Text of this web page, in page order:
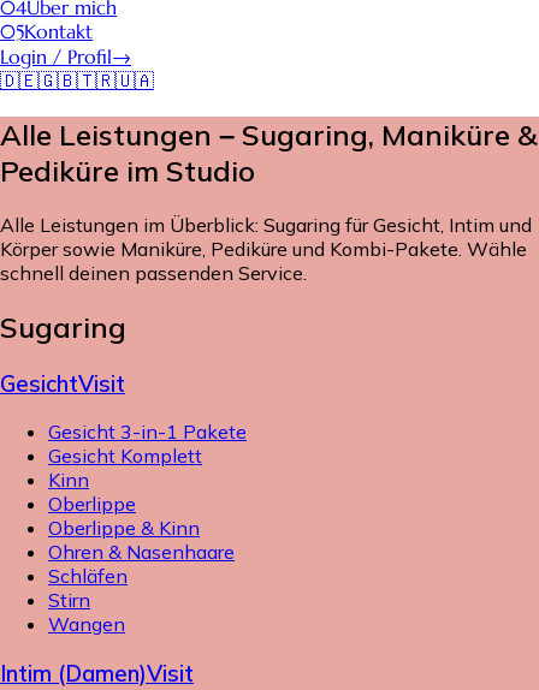
04Über mich
05Kontakt
Login / Profil→
🇩🇪🇬🇧🇹🇷🇺🇦
Alle Leistungen – Sugaring, Maniküre &
Pediküre im Studio
Alle Leistungen im Überblick: Sugaring für Gesicht, Intim und
Körper sowie Maniküre, Pediküre und Kombi-Pakete. Wähle
schnell deinen passenden Service.
Sugaring
GesichtVisit
Gesicht 3-in-1 Pakete
Gesicht Komplett
Kinn
Oberlippe
Oberlippe & Kinn
Ohren & Nasenhaare
Schläfen
Stirn
Wangen
Intim (Damen)Visit